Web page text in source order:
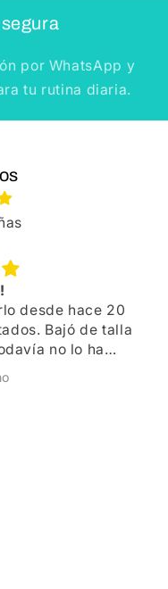
por WhatsApp y
tu rutina diaria.
desde hace 20
Bajó de talla
no lo ha